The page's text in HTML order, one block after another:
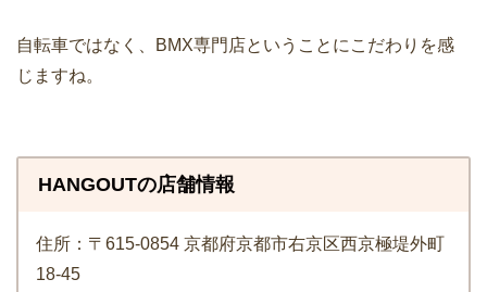
自転車ではなく、BMX専門店ということにこだわりを感
じますね。
HANGOUTの店舗情報
住所：〒615-0854 京都府京都市右京区西京極堤外町
18-45